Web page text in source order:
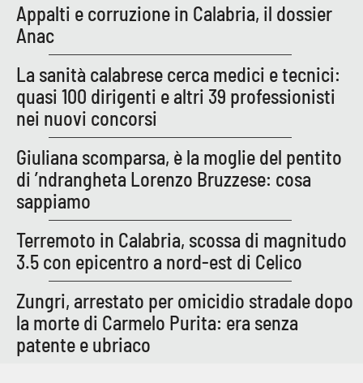
Appalti e corruzione in Calabria, il dossier
Anac
La sanità calabrese cerca medici e tecnici:
quasi 100 dirigenti e altri 39 professionisti
nei nuovi concorsi
Giuliana scomparsa, è la moglie del pentito
di ’ndrangheta Lorenzo Bruzzese: cosa
sappiamo
Terremoto in Calabria, scossa di magnitudo
3.5 con epicentro a nord-est di Celico
Zungri, arrestato per omicidio stradale dopo
la morte di Carmelo Purita: era senza
patente e ubriaco